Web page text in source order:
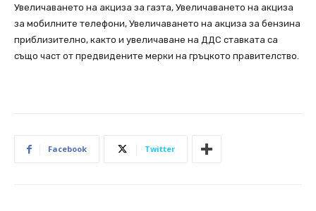
Увеличаването на акциза за газта, Увеличаването на акциза
за мобилните телефони, Увеличаването на акциза за бензина
приблизително, както и увеличаване на ДДС ставката са
също част от предвидените мерки на гръцкото правителство.
Facebook Twitter